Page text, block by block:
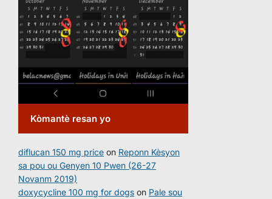
Kòmantè resan yo
diflucan 150 mg price on Reponn Kèsyon
sa pou ou Genyen 10 Pwen (26-27
Novanm 2019)
doxycycline 100 mg for dogs on Pale sou